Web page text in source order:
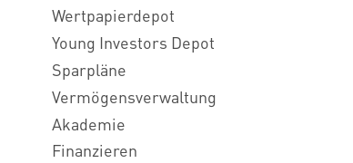
Wertpapierdepot
Young Investors Depot
Sparpläne
Vermögensverwaltung
Akademie
Finanzieren